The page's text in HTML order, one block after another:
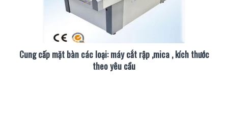
Cung cấp mặt bàn các loại: máy cắt rập ,mica , kích thước
theo yêu cầu